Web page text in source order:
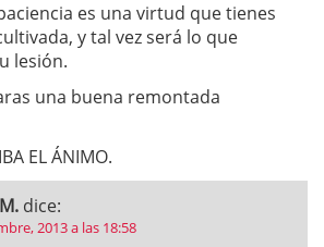
es una virtud que tienes
y tal vez será lo que
lesión.
una buena remontada
EL ÁNIMO.
dice:
2013 a las 18:58